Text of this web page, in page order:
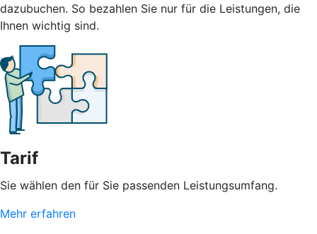
dazubuchen. So bezahlen Sie nur für die Leistungen, die
Ihnen wichtig sind.
Tarif
Sie wählen den für Sie passenden Leistungsumfang.
Mehr erfahren